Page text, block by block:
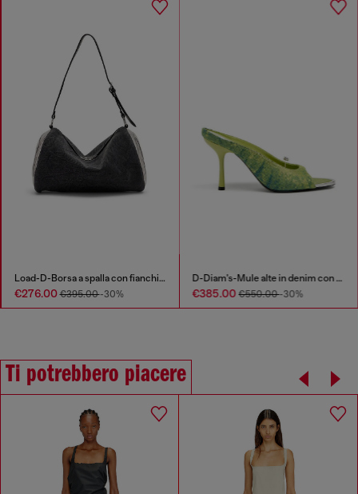
Load-D-Borsa a spalla con fianchi Oval D
€276.00€395.00-30%
D-Diam's-Mule alte in denim con Oval D galleggiante
€385.00€550.00-30%
Ti potrebbero piacere